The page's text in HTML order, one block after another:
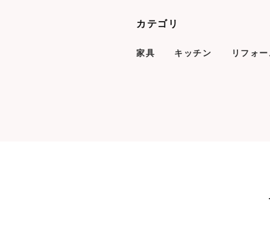
カテゴリ
家具 キッチン リフォ